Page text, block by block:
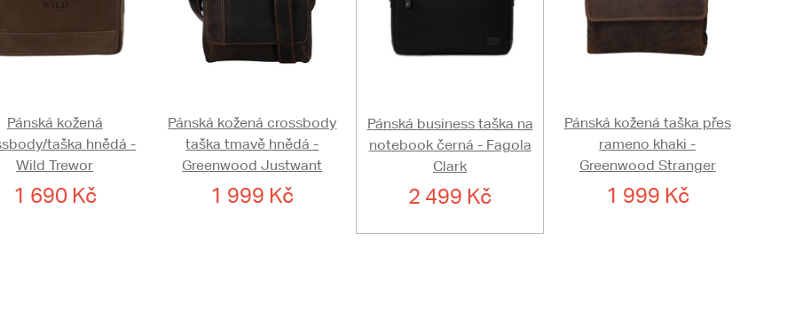
Pánská kožená
taška hnědá -
Wild Trewor
1 690 Kč
Pánská kožená crossbody
taška tmavě hnědá -
Greenwood Justwant
1 999 Kč
Pánská business taška na
notebook černá - Fagola
Clark
2 499 Kč
Pánská kožená taška přes
rameno khaki -
Greenwood Stranger
1 999 Kč